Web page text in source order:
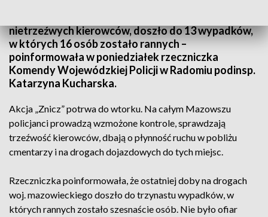
nietrzeźwych kierowców, doszło do 13 wypadków,
w których 16 osób zostało rannych –
poinformowała w poniedziałek rzeczniczka
Komendy Wojewódzkiej Policji w Radomiu podinsp.
Katarzyna Kucharska.
Akcja „Znicz” potrwa do wtorku. Na całym Mazowszu
policjanci prowadzą wzmożone kontrole, sprawdzają
trzeźwość kierowców, dbają o płynność ruchu w pobliżu
cmentarzy i na drogach dojazdowych do tych miejsc.
Rzeczniczka poinformowała, że ostatniej doby na drogach
woj. mazowieckiego doszło do trzynastu wypadków, w
których rannych zostało szesnaście osób. Nie było ofiar